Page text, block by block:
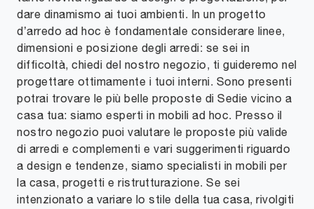
dare dinamismo ai tuoi ambienti. In un progetto
d’arredo ad hoc è fondamentale considerare linee,
dimensioni e posizione degli arredi: se sei in
difficoltà, chiedi del nostro negozio, ti guideremo nel
progettare ottimamente i tuoi interni. Sono presenti
potrai trovare le più belle proposte di Sedie vicino a
casa tua: siamo esperti in mobili ad hoc. Presso il
nostro negozio puoi valutare le proposte più valide
di arredi e complementi e vari suggerimenti riguardo
a design e tendenze, siamo specialisti in mobili per
la casa, progetti e ristrutturazione. Se sei
intenzionato a variare lo stile della tua casa, rivolgiti